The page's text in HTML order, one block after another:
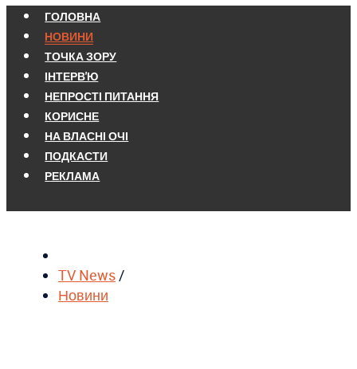
ГОЛОВНА
НОВИНИ
ТОЧКА ЗОРУ
ІНТЕРВ'Ю
НЕПРОСТІ ПИТАННЯ
КОРИСНЕ
НА ВЛАСНІ ОЧІ
ПОДКАСТИ
РЕКЛАМА
TV News/
Новини